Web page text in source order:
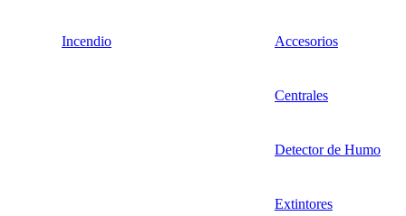
Incendio Accesorios
Centrales
Detector de Humo
Extintores